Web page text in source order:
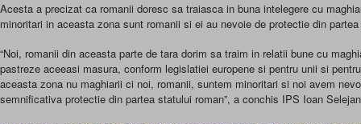
Acesta a precizat ca romanii doresc sa traiasca in buna intelegere cu
minoritari in aceasta zona sunt romanii si ei au nevoie de protectie din
“Noi, romanii din aceasta parte de tara dorim sa traim in relatii bune cu
pastreze aceeasi masura, conform legislatiei europene si pentru unii si
aceasta zona nu maghiarii ci noi, romanii, suntem minoritari si noi avem
semnificativa protectie din partea statului roman”, a conchis IPS Ioan